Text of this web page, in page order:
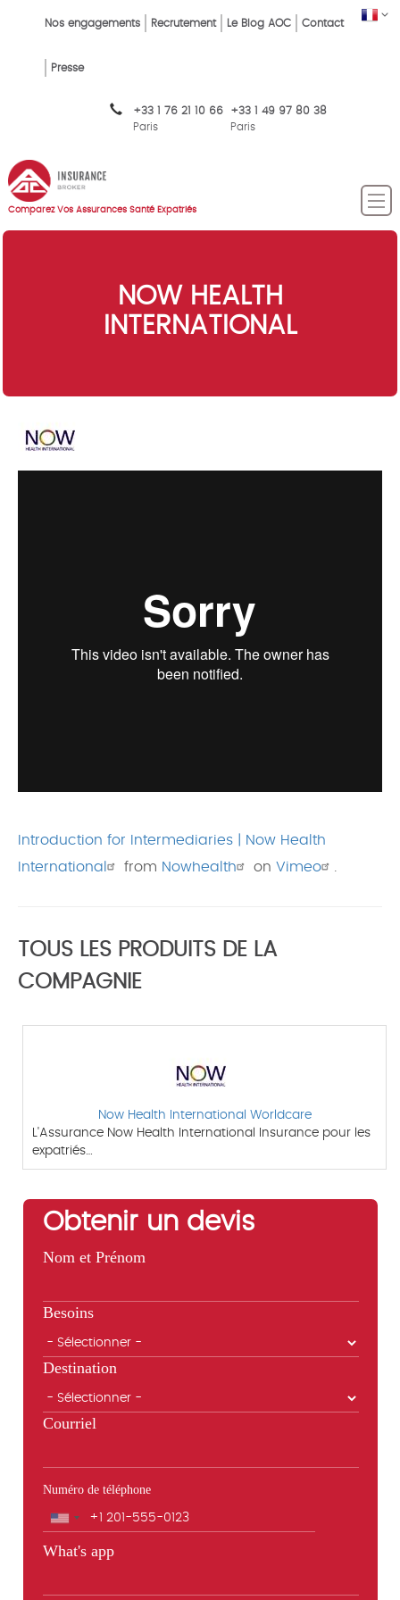
content
FR
Top
Menu
FR
Nos engagements Recrutement Le Blog AOC Contact
Presse
+33 1 76 21 10 66
Paris
+33 1 49 97 80 38
Paris
Comparez Vos Assurances Santé Expatriés
NOW HEALTH
INTERNATIONAL
Introduction for Intermediaries | Now Health
International
from Nowhealth on Vimeo .
TOUS LES PRODUITS DE LA
COMPAGNIE
Now Health International Worldcare
L'Assurance Now Health International Insurance pour les
expatriés…
Obtenir un devis
Nom et Prénom
Besoins
Destination
Courriel
Numéro de téléphone
Téléphone
What's app